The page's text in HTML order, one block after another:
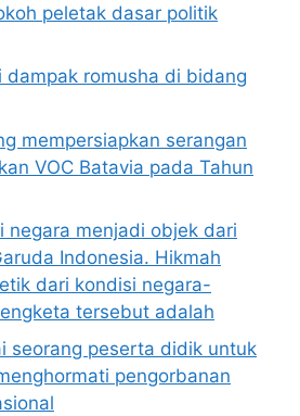
peletak dasar politik
dampak romusha di bidang
mempersiapkan serangan
VOC Batavia pada Tahun
negara menjadi objek dari
Indonesia. Hikmah
dari kondisi negara-
tersebut adalah
seorang peserta didik untuk
pengorbanan